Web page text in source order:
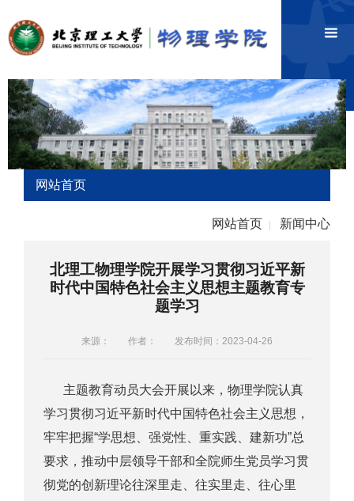
网站首页
网站首页 新闻中心
北理工物理学院开展学习贯彻习近平新
时代中国特色社会主义思想主题教育专
题学习
来源： 作者： 发布时间：2023-04-26
主题教育动员大会开展以来，物理学院认真
学习贯彻习近平新时代中国特色社会主义思想，
牢牢把握“学思想、强党性、重实践、建新功”总
要求，推动中层领导干部和全院师生党员学习贯
彻党的创新理论往深里走、往实里走、往心里